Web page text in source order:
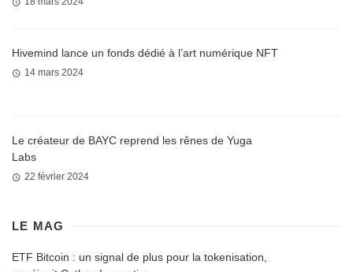
Hivemind lance un fonds dédié à l’art numérique NFT
14 mars 2024
Le créateur de BAYC reprend les rênes de Yuga
Labs
22 février 2024
LE MAG
ETF Bitcoin : un signal de plus pour la tokenisation,